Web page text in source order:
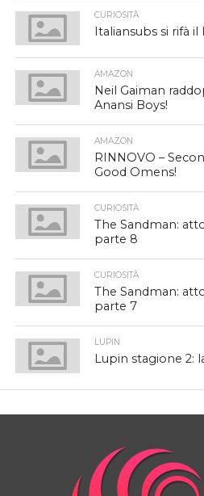
CURIOSITÀ
Italiansubs si rifà il
AMAZON
Neil Gaiman
Anansi Boys!
AMAZON
RINNOVO –
Good Omens!
CURIOSITÀ
The Sandman:
parte 8
CURIOSITÀ
The Sandman:
parte 7
LUPIN
Lupin stagione 2: